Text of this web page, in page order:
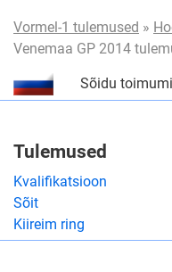
Vormel-1 tulemused »
Venemaa GP 2014
Sõidu
Tulemused
Kvalifikatsioon
Sõit
Kiireim ring